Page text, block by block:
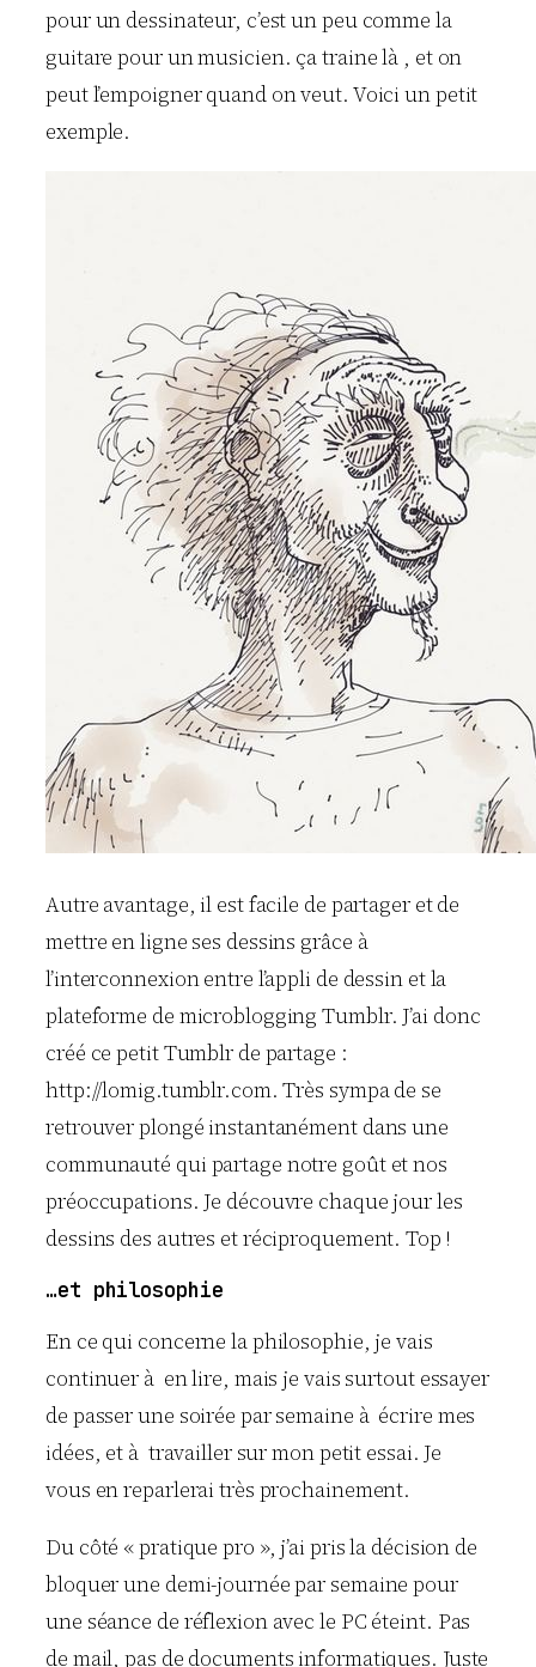
pour un dessinateur, c’est un peu comme la
guitare pour un musicien. ça traine là , et on
peut l’empoigner quand on veut. Voici un petit
exemple.
Autre avantage, il est facile de partager et de
mettre en ligne ses dessins grâce à
l’interconnexion entre l’appli de dessin et la
plateforme de microblogging Tumblr. J’ai donc
créé ce petit Tumblr de partage :
http://lomig.tumblr.com. Très sympa de se
retrouver plongé instantanément dans une
communauté qui partage notre goût et nos
préoccupations. Je découvre chaque jour les
dessins des autres et réciproquement. Top !
…et philosophie
En ce qui concerne la philosophie, je vais
continuer à en lire, mais je vais surtout essayer
de passer une soirée par semaine à écrire mes
idées, et à travailler sur mon petit essai. Je
vous en reparlerai très prochainement.
Du côté « pratique pro », j’ai pris la décision de
bloquer une demi-journée par semaine pour
une séance de réflexion avec le PC éteint. Pas
de mail, pas de documents informatiques. Juste